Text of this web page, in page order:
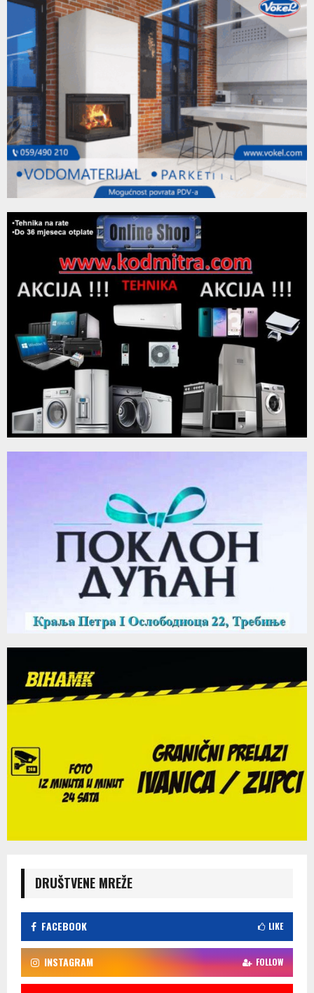
DRUŠTVENE MREŽE
FACEBOOK LIKE
INSTAGRAM FOLLOW